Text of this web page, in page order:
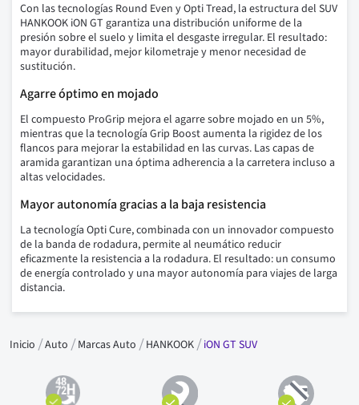
Con las tecnologías Round Even y Opti Tread, la estructura del SUV
HANKOOK iON GT garantiza una distribución uniforme de la
presión sobre el suelo y limita el desgaste irregular. El resultado:
mayor durabilidad, mejor kilometraje y menor necesidad de
sustitución.
Agarre óptimo en mojado
El compuesto ProGrip mejora el agarre sobre mojado en un 5%,
mientras que la tecnología Grip Boost aumenta la rigidez de los
flancos para mejorar la estabilidad en las curvas. Las capas de
aramida garantizan una óptima adherencia a la carretera incluso a
altas velocidades.
Mayor autonomía gracias a la baja resistencia
La tecnología Opti Cure, combinada con un innovador compuesto
de la banda de rodadura, permite al neumático reducir
eficazmente la resistencia a la rodadura. El resultado: un consumo
de energía controlado y una mayor autonomía para viajes de larga
distancia.
Inicio Auto Marcas Auto HANKOOK iON GT SUV